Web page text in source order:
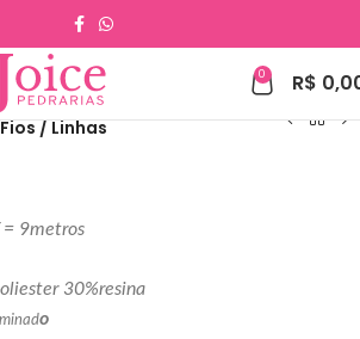
0 R$
Fios / Linhas
9metros
30%resina
o